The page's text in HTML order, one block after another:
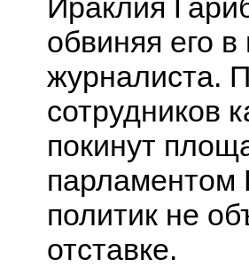
Ираклия
обвиняя его в
журналиста.
сотрудников
покинут
парламентом
политик не
отставке.